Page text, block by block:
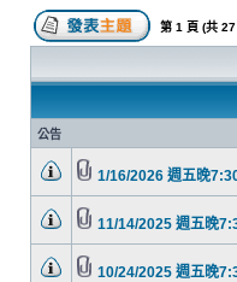
第 1 頁 (共 27
公告
1/16/2026 週五晚
11/14/2025 週五晚
10/24/2025 週五晚